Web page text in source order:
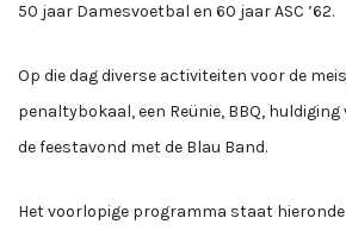
50 jaar Damesvoetbal en 60 jaar ASC ’62.
Op die dag diverse activiteiten voor de
penaltybokaal, een Reünie, BBQ,
de feestavond met de Blau Band.
Het voorlopige programma staat